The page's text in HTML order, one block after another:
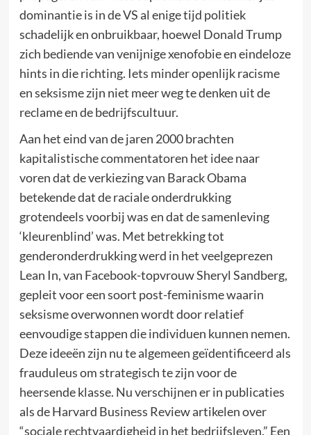
dominantie is in de VS al enige tijd politiek
schadelijk en onbruikbaar, hoewel Donald Trump
zich bediende van venijnige xenofobie en eindeloze
hints in die richting. Iets minder openlijk racisme
en seksisme zijn niet meer weg te denken uit de
reclame en de bedrijfscultuur.
Aan het eind van de jaren 2000 brachten
kapitalistische commentatoren het idee naar
voren dat de verkiezing van Barack Obama
betekende dat de raciale onderdrukking
grotendeels voorbij was en dat de samenleving
‘kleurenblind’ was. Met betrekking tot
genderonderdrukking werd in het veelgeprezen
Lean In, van Facebook-topvrouw Sheryl Sandberg,
gepleit voor een soort post-feminisme waarin
seksisme overwonnen wordt door relatief
eenvoudige stappen die individuen kunnen nemen.
Deze ideeën zijn nu te algemeen geïdentificeerd als
frauduleus om strategisch te zijn voor de
heersende klasse. Nu verschijnen er in publicaties
als de Harvard Business Review artikelen over
“sociale rechtvaardigheid in het bedrijfsleven.” Een